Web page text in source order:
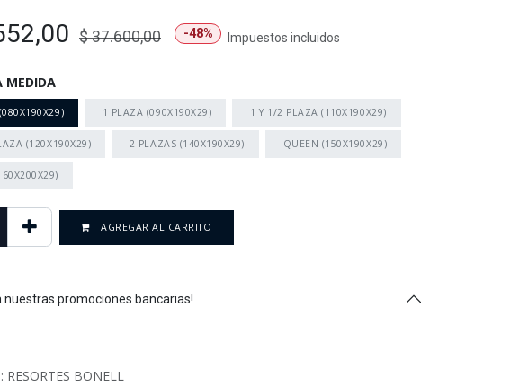
$37.600,00 -48% Impuestos incluidos
MEDIDA
1 PLAZA (090X190X29) 1 Y 1/2 PLAZA (110X190X29)
(120X190X29) 2 PLAZAS (140X190X29) QUEEN (150X190X29)
AGREGAR AL CARRITO
nuestras promociones bancarias!
: RESORTES BONELL